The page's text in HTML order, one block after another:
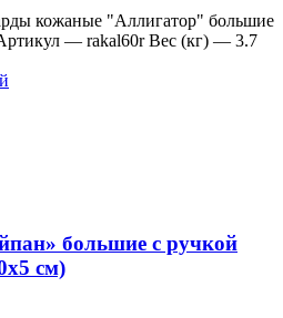
кожаные "Аллигатор" большие
— rakal60r Вес (кг) — 3.7
большие с ручкой
см)